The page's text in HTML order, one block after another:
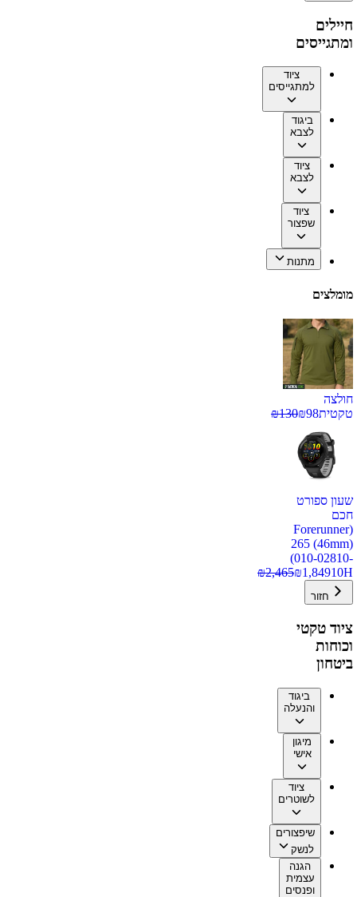
חיילים
ומתגייסים
ציוד
למתגייסים
ביגוד
לצבא
ציוד
לצבא
ציוד
שפצור
מתנות
מומלצים
חולצה
טקטית
₪98
₪130
שעון ספורט
חכם
(Forerunner
265 (46mm)
(010-02810-
10H
₪1,849
₪2,465
חזור
ציוד טקטי
וכוחות
ביטחון
ביגוד
והנעלה
מיגון
אישי
ציוד
לשוטרים
שיפצורים
לנשק
הגנה
עצמית
ופנסים